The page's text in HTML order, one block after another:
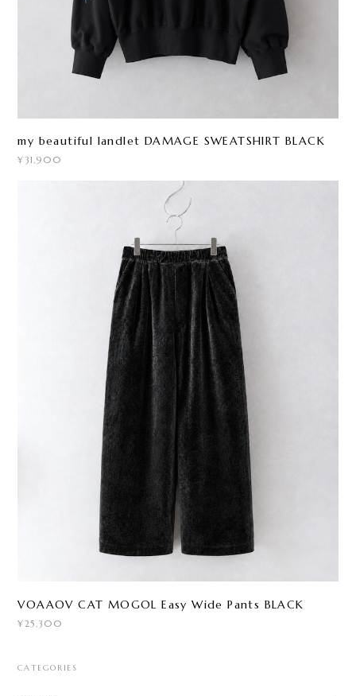
my beautiful landlet DAMAGE SWEATSHIRT BLACK
¥31,900
VOAAOV CAT MOGOL Easy Wide Pants BLACK
¥25,300
CATEGORIES